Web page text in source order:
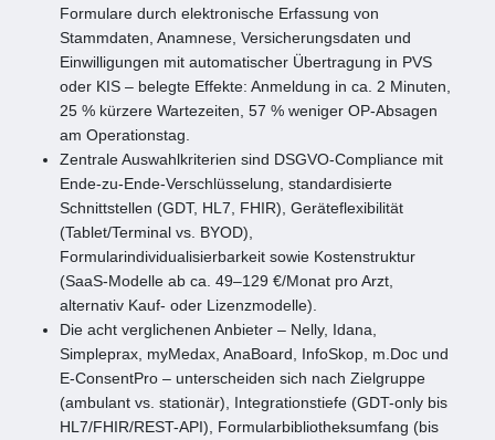
Formulare durch elektronische Erfassung von
Stammdaten, Anamnese, Versicherungsdaten und
Einwilligungen mit automatischer Übertragung in PVS
oder KIS – belegte Effekte: Anmeldung in ca. 2 Minuten,
25 % kürzere Wartezeiten, 57 % weniger OP-Absagen
am Operationstag.
Zentrale Auswahlkriterien sind DSGVO-Compliance mit
Ende-zu-Ende-Verschlüsselung, standardisierte
Schnittstellen (GDT, HL7, FHIR), Geräteflexibilität
(Tablet/Terminal vs. BYOD),
Formularindividualisierbarkeit sowie Kostenstruktur
(SaaS-Modelle ab ca. 49–129 €/Monat pro Arzt,
alternativ Kauf- oder Lizenzmodelle).
Die acht verglichenen Anbieter – Nelly, Idana,
Simpleprax, myMedax, AnaBoard, InfoSkop, m.Doc und
E-ConsentPro – unterscheiden sich nach Zielgruppe
(ambulant vs. stationär), Integrationstiefe (GDT-only bis
HL7/FHIR/REST-API), Formularbibliotheksumfang (bis